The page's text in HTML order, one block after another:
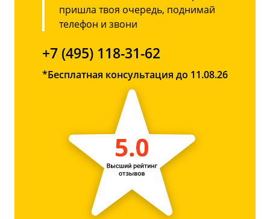
пришла твоя очередь, поднимай
телефон и звони
+7 (495) 118-31-62
*Бесплатная консультация до 11.08.26